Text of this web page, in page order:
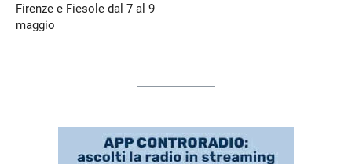
Firenze e Fiesole dal 7 al 9
maggio